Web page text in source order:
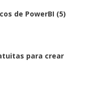
de PowerBI (5)
para crear